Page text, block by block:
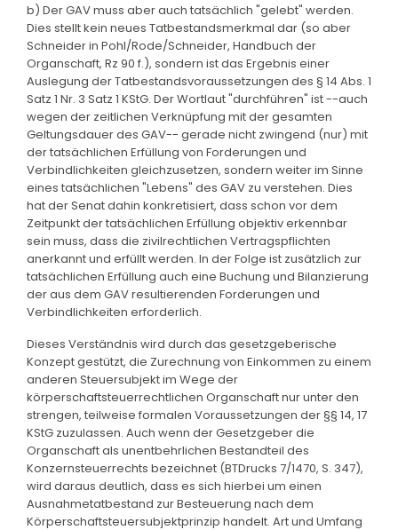
b) Der GAV muss aber auch tatsächlich "gelebt" werden.
Dies stellt kein neues Tatbestandsmerkmal dar (so aber
Schneider in Pohl/Rode/Schneider, Handbuch der
Organschaft, Rz 90 f.), sondern ist das Ergebnis einer
Auslegung der Tatbestandsvoraussetzungen des § 14 Abs. 1
Satz 1 Nr. 3 Satz 1 KStG. Der Wortlaut "durchführen" ist --auch
wegen der zeitlichen Verknüpfung mit der gesamten
Geltungsdauer des GAV-- gerade nicht zwingend (nur) mit
der tatsächlichen Erfüllung von Forderungen und
Verbindlichkeiten gleichzusetzen, sondern weiter im Sinne
eines tatsächlichen "Lebens" des GAV zu verstehen. Dies
hat der Senat dahin konkretisiert, dass schon vor dem
Zeitpunkt der tatsächlichen Erfüllung objektiv erkennbar
sein muss, dass die zivilrechtlichen Vertragspflichten
anerkannt und erfüllt werden. In der Folge ist zusätzlich zur
tatsächlichen Erfüllung auch eine Buchung und Bilanzierung
der aus dem GAV resultierenden Forderungen und
Verbindlichkeiten erforderlich.
Dieses Verständnis wird durch das gesetzgeberische
Konzept gestützt, die Zurechnung von Einkommen zu einem
anderen Steuersubjekt im Wege der
körperschaftsteuerrechtlichen Organschaft nur unter den
strengen, teilweise formalen Voraussetzungen der §§ 14, 17
KStG zuzulassen. Auch wenn der Gesetzgeber die
Organschaft als unentbehrlichen Bestandteil des
Konzernsteuerrechts bezeichnet (BTDrucks 7/1470, S. 347),
wird daraus deutlich, dass es sich hierbei um einen
Ausnahmetatbestand zur Besteuerung nach dem
Körperschaftsteuersubjektprinzip handelt. Art und Umfang